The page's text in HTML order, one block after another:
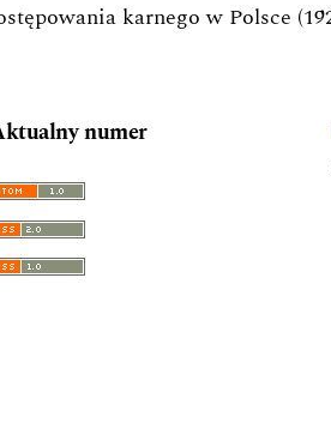
karnego w Polsce
numer